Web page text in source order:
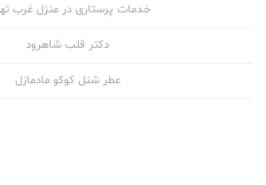
خدمات پرستاری در منزل غرب
دکتر قلب شاهرود
عطر شنل کوکو مادمازل